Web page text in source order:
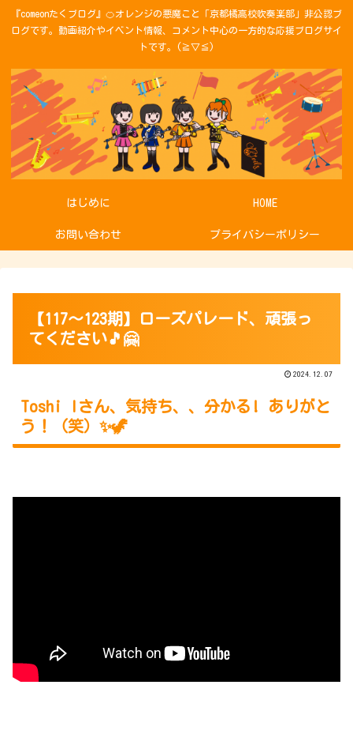
『comeonたくブログ』🍊オレンジの悪魔こと「京都橘高校吹奏楽部」非公認ブ
ログです。動画紹介やイベント情報、コメント中心の一方的な応援ブログサイ
トです。(≧▽≦)
はじめに HOME
お問い合わせ プライバシーポリシー
【117～123期】ローズパレード、頑張っ
てください🎵🤗
2024.12.07
Toshi Iさん、気持ち、、分かる! ありがと
う！（笑）✨🦖